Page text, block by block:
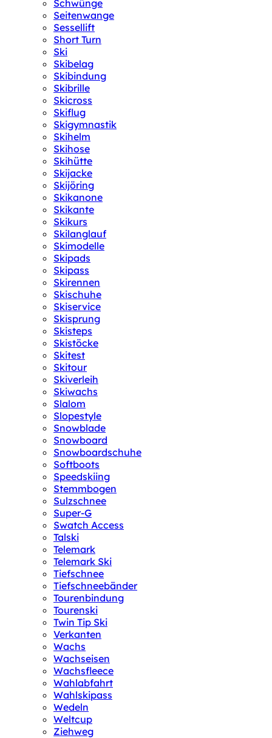
Schwünge
Seitenwange
Sessellift
Short Turn
Ski
Skibelag
Skibindung
Skibrille
Skicross
Skiflug
Skigymnastik
Skihelm
Skihose
Skihütte
Skijacke
Skijöring
Skikanone
Skikante
Skikurs
Skilanglauf
Skimodelle
Skipads
Skipass
Skirennen
Skischuhe
Skiservice
Skisprung
Skisteps
Skistöcke
Skitest
Skitour
Skiverleih
Skiwachs
Slalom
Slopestyle
Snowblade
Snowboard
Snowboardschuhe
Softboots
Speedskiing
Stemmbogen
Sulzschnee
Super-G
Swatch Access
Talski
Telemark
Telemark Ski
Tiefschnee
Tiefschneebänder
Tourenbindung
Tourenski
Twin Tip Ski
Verkanten
Wachs
Wachseisen
Wachsfleece
Wahlabfahrt
Wahlskipass
Wedeln
Weltcup
Ziehweg